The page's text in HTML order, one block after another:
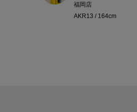
福岡店
AKR13 / 164cm